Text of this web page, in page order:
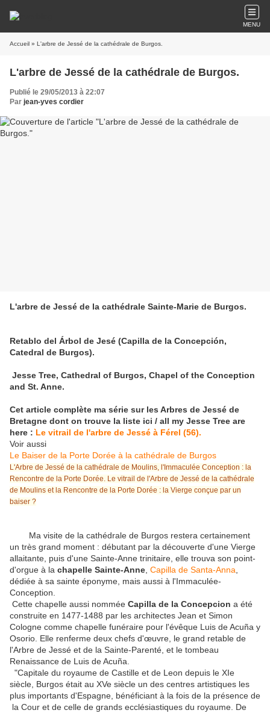
MENU
Accueil » L'arbre de Jessé de la cathédrale de Burgos.
L'arbre de Jessé de la cathédrale de Burgos.
Publié le 29/05/2013 à 22:07
Par jean-yves cordier
L'arbre de Jessé de la cathédrale Sainte-Marie de Burgos.
Retablo del Árbol de Jesé (Capilla de la Concepción,
Catedral de Burgos).
Jesse Tree, Cathedral of Burgos, Chapel of the Conception
and St. Anne.
Cet article complète ma série sur les Arbres de Jessé de
Bretagne dont on trouve la liste ici / all my Jesse Tree are
here : Le vitrail de l'arbre de Jessé à Férel (56).
Voir aussi
Le Baiser de la Porte Dorée à la cathédrale de Burgos
L'Arbre de Jessé de la cathédrale de Moulins, l'Immaculée Conception : la
Rencontre de la Porte Dorée. Le vitrail de l'Arbre de Jessé de la cathédrale
de Moulins et la Rencontre de la Porte Dorée : la Vierge conçue par un
baiser ?
Ma visite de la cathédrale de Burgos restera certainement
un très grand moment : débutant par la découverte d'une Vierge
allaitante, puis d'une Sainte-Anne trinitaire, elle trouva son point-
d'orgue à la chapelle Sainte-Anne Capilla de Santa-Anna
dédiée à sa sainte éponyme, mais aussi à l'Immaculée-
Conception.
Cette chapelle aussi nommée Capilla de la Concepcion a été
construite en 1477-1488 par les architectes Jean et Simon
Cologne comme chapelle funéraire pour l'évêque Luis de Acuña y
Osorio. Elle renferme deux chefs d'œuvre, le grand retable de
l'Arbre de Jessé et de la Sainte-Parenté, et le tombeau
Renaissance de Luis de Acuña.
"Capitale du royaume de Castille et de Leon depuis le XIe
siècle, Burgos était au XVe siècle un des centres artistiques les
plus importants d'Espagne, bénéficiant à la fois de la présence de
la Cour et de celle de grands ecclésiastiques du royaume. De